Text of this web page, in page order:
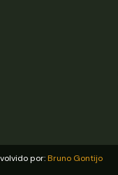
por: Bruno Gontijo